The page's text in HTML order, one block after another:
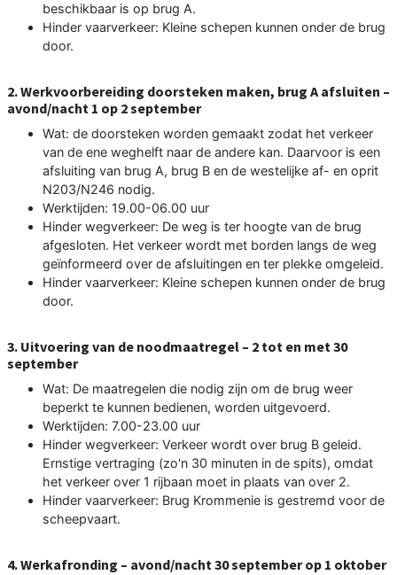
beschikbaar is op brug A.
Hinder vaarverkeer: Kleine schepen kunnen onder de brug
door.
2. Werkvoorbereiding doorsteken maken, brug A afsluiten –
avond/nacht 1 op 2 september
Wat: de doorsteken worden gemaakt zodat het verkeer
van de ene weghelft naar de andere kan. Daarvoor is een
afsluiting van brug A, brug B en de westelijke af- en oprit
N203/N246 nodig.
Werktijden: 19.00-06.00 uur
Hinder wegverkeer: De weg is ter hoogte van de brug
afgesloten. Het verkeer wordt met borden langs de weg
geïnformeerd over de afsluitingen en ter plekke omgeleid.
Hinder vaarverkeer: Kleine schepen kunnen onder de brug
door.
3. Uitvoering van de noodmaatregel – 2 tot en met 30
september
Wat: De maatregelen die nodig zijn om de brug weer
beperkt te kunnen bedienen, worden uitgevoerd.
Werktijden: 7.00-23.00 uur
Hinder wegverkeer: Verkeer wordt over brug B geleid.
Ernstige vertraging (zo'n 30 minuten in de spits), omdat
het verkeer over 1 rijbaan moet in plaats van over 2.
Hinder vaarverkeer: Brug Krommenie is gestremd voor de
scheepvaart.
4. Werkafronding – avond/nacht 30 september op 1 oktober